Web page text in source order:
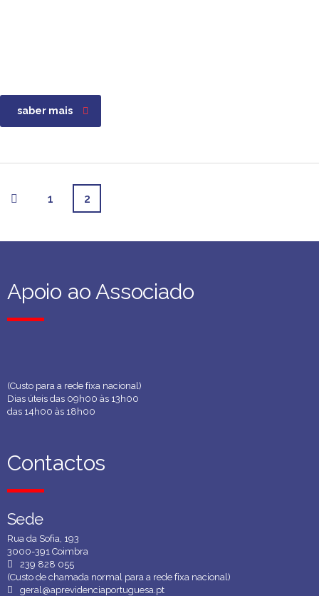
saber mais
1 2
Apoio ao Associado
Apoio ao Associado
(Custo para a rede fixa nacional)
Dias úteis das 09h00 às 13h00
das 14h00 às 18h00
Contactos
Contactos
Sede
Sede
Rua da Sofia, 193
3000-391 Coimbra
239 828 055
(Custo de chamada normal para a rede fixa nacional)
geral@aprevidenciaportuguesa.pt